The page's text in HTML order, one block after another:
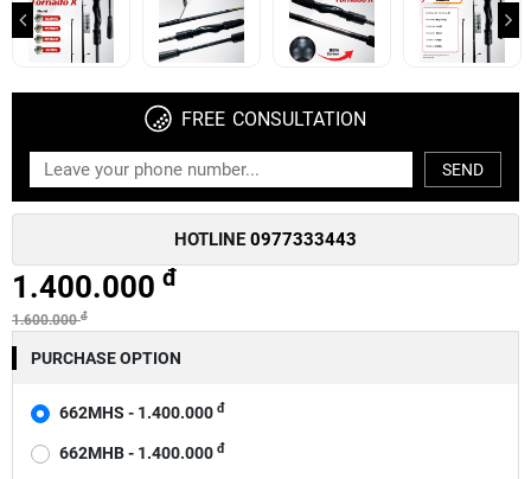
FREE CONSULTATION
SEND
HOTLINE 0977333443
1.400.000 đ
1.600.000đ
PURCHASE OPTION
662MHS - 1.400.000 đ
662MHB - 1.400.000 đ